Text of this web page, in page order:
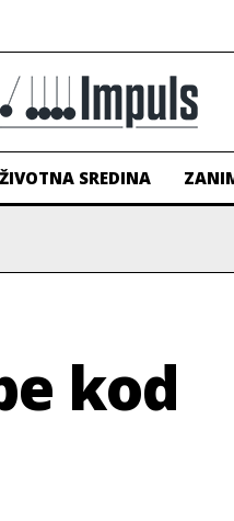
ŽIVOTNA SREDINA
kod